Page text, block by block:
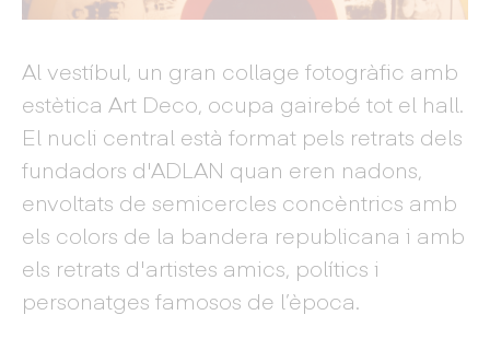
Al vestíbul, un gran collage fotogràfic amb
estètica Art Deco, ocupa gairebé tot el hall.
El nucli central està format pels retrats dels
fundadors d'ADLAN quan eren nadons,
envoltats de semicercles concèntrics amb
els colors de la bandera republicana i amb
els retrats d'artistes amics, polítics i
personatges famosos de l’època.